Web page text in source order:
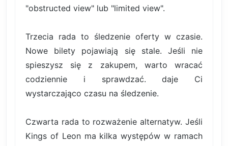
"obstructed view" lub "limited view".
Trzecia rada to śledzenie oferty w czasie.
Nowe bilety pojawiają się stale. Jeśli nie
spieszysz się z zakupem, warto wracać
codziennie i sprawdzać. daje Ci
wystarczająco czasu na śledzenie.
Czwarta rada to rozważenie alternatyw. Jeśli
Kings of Leon ma kilka występów w ramach